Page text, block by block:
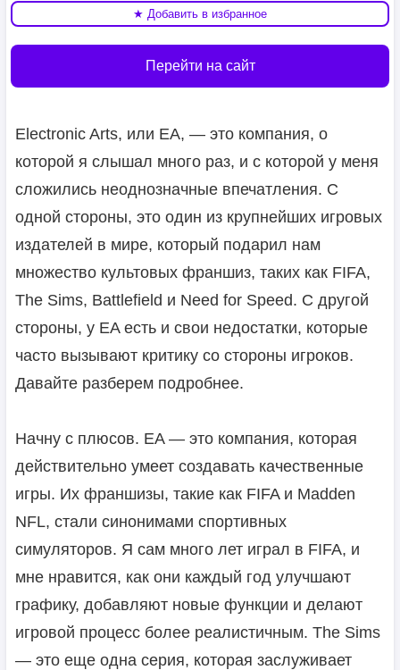
★ Добавить в избранное
Перейти на сайт
Electronic Arts, или EA, — это компания, о
которой я слышал много раз, и с которой у меня
сложились неоднозначные впечатления. С
одной стороны, это один из крупнейших игровых
издателей в мире, который подарил нам
множество культовых франшиз, таких как FIFA,
The Sims, Battlefield и Need for Speed. С другой
стороны, у EA есть и свои недостатки, которые
часто вызывают критику со стороны игроков.
Давайте разберем подробнее.
Начну с плюсов. EA — это компания, которая
действительно умеет создавать качественные
игры. Их франшизы, такие как FIFA и Madden
NFL, стали синонимами спортивных
симуляторов. Я сам много лет играл в FIFA, и
мне нравится, как они каждый год улучшают
графику, добавляют новые функции и делают
игровой процесс более реалистичным. The Sims
— это еще одна серия, которая заслуживает